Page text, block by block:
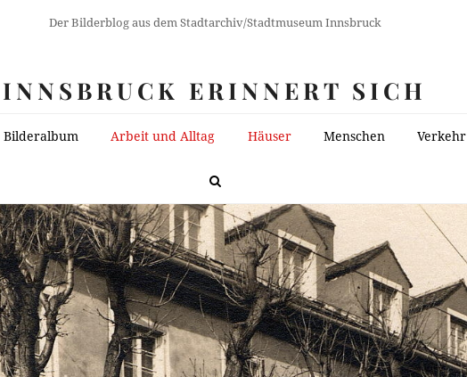
Der Bilderblog aus dem Stadtarchiv/Stadtmuseum Innsbruck
INNSBRUCK ERINNERT SICH
Bilderalbum Arbeit und Alltag Häuser Menschen Verkehr